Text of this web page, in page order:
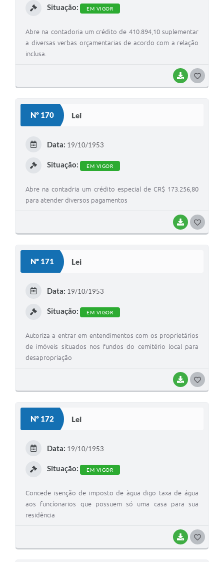
BAIXAR
Situação: EM VIGOR
Abre na contadoria um crédito de 410.894,10 suplementar
a diversas verbas orçamentarias de acordo com a relação
inclusa.
Nº 170 Lei
BAIXAR
Data: 19/10/1953
Situação: EM VIGOR
Abre na contadria um crédito especial de CR$ 173.256,80
para atender diversos pagamentos
Nº 171 Lei
BAIXAR
Data: 19/10/1953
Situação: EM VIGOR
Autoriza a entrar em entendimentos com os proprietários
de imóveis situados nos fundos do cemitério local para
desapropriação
Nº 172 Lei
BAIXAR
Data: 19/10/1953
Situação: EM VIGOR
Concede isenção de imposto de àgua digo taxa de água
aos funcíonarios que possuem só uma casa para sua
residência